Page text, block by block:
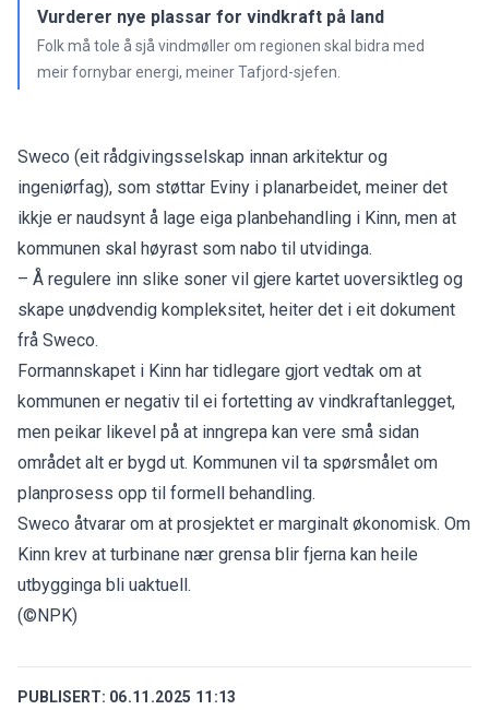
Vurderer nye plassar for vindkraft på land
Folk må tole å sjå vindmøller om regionen skal bidra med
meir fornybar energi, meiner Tafjord-sjefen.
Sweco (eit rådgivingsselskap innan arkitektur og
ingeniørfag), som støttar Eviny i planarbeidet, meiner det
ikkje er naudsynt å lage eiga planbehandling i Kinn, men at
kommunen skal høyrast som nabo til utvidinga.
– Å regulere inn slike soner vil gjere kartet uoversiktleg og
skape unødvendig kompleksitet, heiter det i eit dokument
frå Sweco.
Formannskapet i Kinn har tidlegare gjort vedtak om at
kommunen er negativ til ei fortetting av vindkraftanlegget,
men peikar likevel på at inngrepa kan vere små sidan
området alt er bygd ut. Kommunen vil ta spørsmålet om
planprosess opp til formell behandling.
Sweco åtvarar om at prosjektet er marginalt økonomisk. Om
Kinn krev at turbinane nær grensa blir fjerna kan heile
utbygginga bli uaktuell.
(©NPK)
PUBLISERT: 06.11.2025 11:13